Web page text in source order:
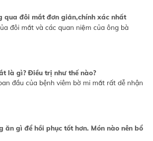
qua đôi mắt đơn giản,chính xác nhất
đôi mắt và các quan niệm của ông bà
là gì? Điều trị như thế nào?
đầu của bệnh viêm bờ mi mắt rất dễ nhận
ăn gì để hồi phục tốt hơn. Món nào nên bổ